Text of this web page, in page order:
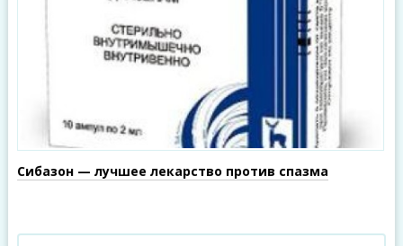
Сибазон — лучшее лекарство против спазма